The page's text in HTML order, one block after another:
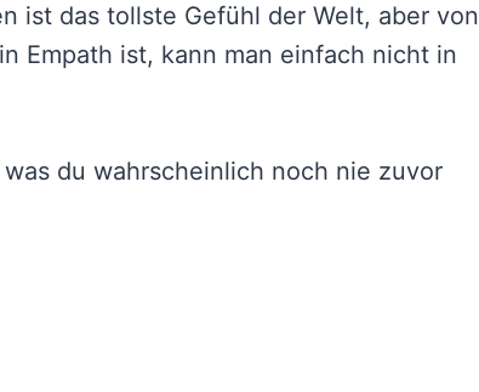
ist das tollste Gefühl der Welt, aber von
Empath ist, kann man einfach nicht in
du wahrscheinlich noch nie zuvor